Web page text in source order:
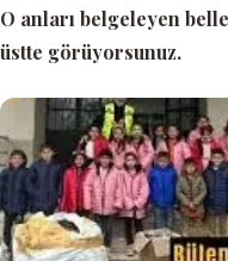
O anları belgeleyen
üstte görüyorsunuz.